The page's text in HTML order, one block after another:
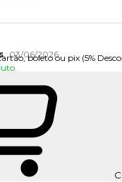
03/06/2026
atendendo toda a minha
e ficou muito bonito na
LG Wash Tower 14kg
boleto ou pix (5%